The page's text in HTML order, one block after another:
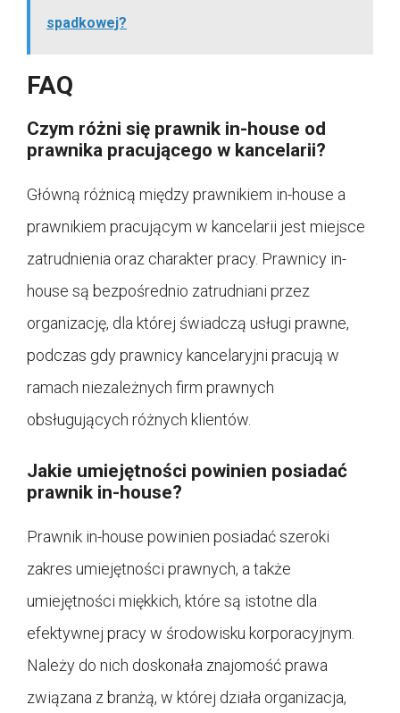
spadkowej?
FAQ
Czym różni się prawnik in-house od
prawnika pracującego w kancelarii?
Główną różnicą między prawnikiem in-house a
prawnikiem pracującym w kancelarii jest miejsce
zatrudnienia oraz charakter pracy. Prawnicy in-
house są bezpośrednio zatrudniani przez
organizację, dla której świadczą usługi prawne,
podczas gdy prawnicy kancelaryjni pracują w
ramach niezależnych firm prawnych
obsługujących różnych klientów.
Jakie umiejętności powinien posiadać
prawnik in-house?
Prawnik in-house powinien posiadać szeroki
zakres umiejętności prawnych, a także
umiejętności miękkich, które są istotne dla
efektywnej pracy w środowisku korporacyjnym.
Należy do nich doskonała znajomość prawa
związana z branżą, w której działa organizacja,